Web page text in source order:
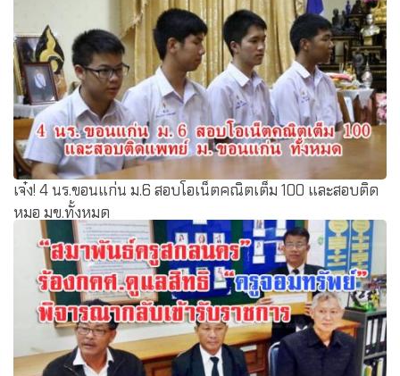
เจ๋ง! 4 นร.ขอนแก่น ม.6 สอบโอเน็ตคณิตเต็ม 100 และสอบติด
หมอ มข.ทั้งหมด